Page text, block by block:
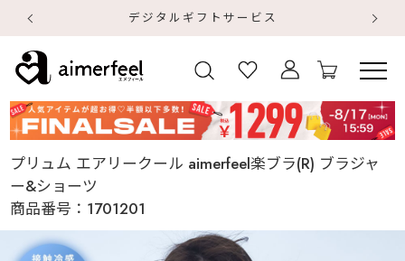
デジタルギフトサービス
プリュム エアリークール aimerfeel楽ブラ(R) ブラジャ
ー&ショーツ
商品番号： 1701201